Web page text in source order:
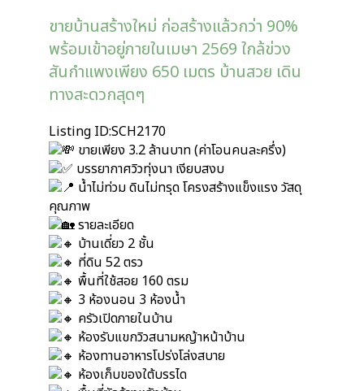
ขายบ้านสร้างใหม่ ก่อสร้างแล้วกว่า 90%
พร้อมเข้าอยู่ภายในเมษา 2569 ใกล้ข่วง
สันกำแพงเพียง 650 เมตร บ้านสวย เดิน
ทางสะดวกสุดๆ
Listing ID:SCH2170
ขายเพียง 3.2 ล้านบาท (ค่าโอนคนละครึ่ง)
บรรยากาศวิวทุ่งนา เงียบสงบ
น้ำไม่ท่วม ดินไม่ทรุด โครงสร้างแข็งแรง วัสดุ
คุณภาพ
รายละเอียด
บ้านเดี่ยว 2 ชั้น
ที่ดิน 52 ตรว
พื้นที่ใช้สอย 160 ตรม
3 ห้องนอน 3 ห้องน้ำ
ครัวเปิดภายในบ้าน
ห้องรับแขกวิวสนามหญ้าหน้าบ้าน
ห้องทานอาหารโปร่งโล่งสบาย
ห้องเก็บของใต้บรรได